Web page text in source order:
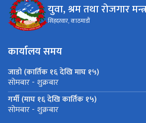
युवा, श्रम तथा रोजगार
सिंहदरवार, काठमाडौं
कार्यालय समय
जाडो (कार्तिक १६ देखि माघ १५)
सोमबार - शुक्रबार
गर्मी (माघ १६ देखि कार्तिक १५)
सोमबार - शुक्रबार